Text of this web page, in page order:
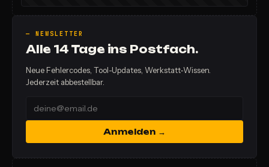
— NEWSLETTER
Alle 14 Tage ins Postfach.
Neue Fehlercodes, Tool-Updates, Werkstatt-Wissen.
Jederzeit abbestellbar.
Anmelden →